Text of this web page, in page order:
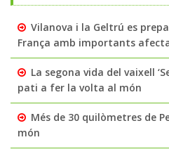
Vilanova i la Geltrú es
França amb importants
La segona vida del vaixell
pati a fer la volta al món
Més de 30 quilòmetres de
món